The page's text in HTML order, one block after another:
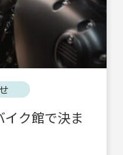
ク館で決ま